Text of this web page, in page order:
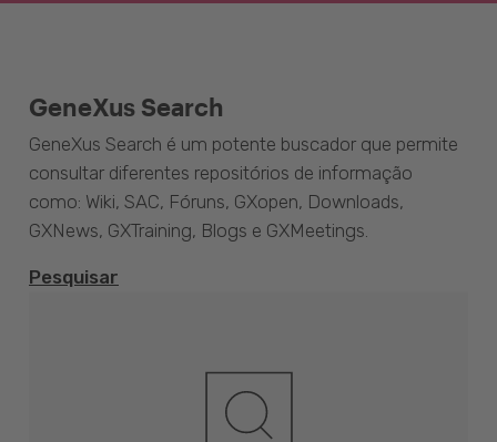
GeneXus Search
GeneXus Search é um potente buscador que permite
consultar diferentes repositórios de informação
como: Wiki, SAC, Fóruns, GXopen, Downloads,
GXNews, GXTraining, Blogs e GXMeetings.
Pesquisar